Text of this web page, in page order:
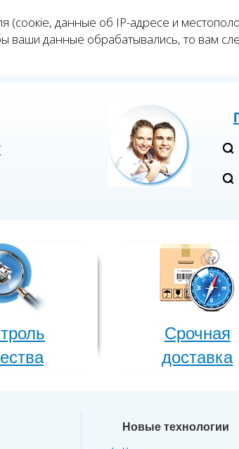
данные об IP-адресе и
ваши данные обрабатывались, то вам
Срочная
доставка
Новые технологии